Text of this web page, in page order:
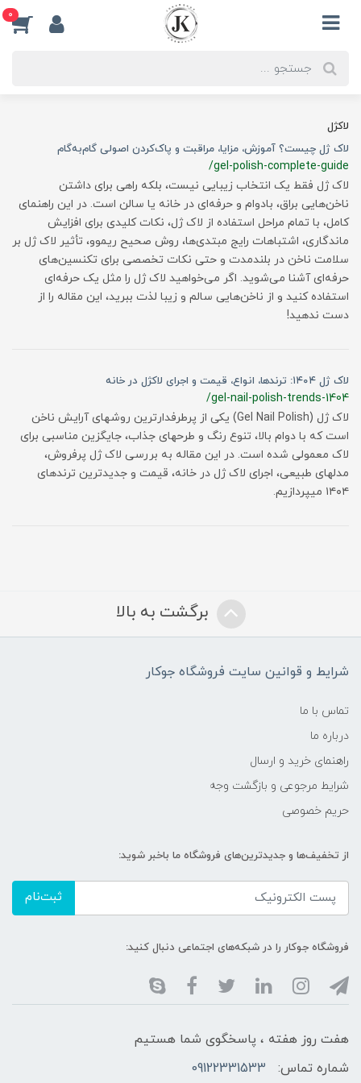
0
لاکژل
لاک ژل چیست؟ آموزش، مزایا، مراقبت و پاک‌کردن اصولی گام‌به‌گام
/gel-polish-complete-guide
لاک ژل فقط یک انتخاب زیبایی نیست، بلکه راهی برای داشتن
ناخن‌هایی براق، بادوام و حرفه‌ای در خانه یا سالن است. در این راهنمای
کامل، با تمام مراحل استفاده از لاک ژل، نکات کلیدی برای افزایش
ماندگاری، اشتباهات رایج مبتدی‌ها، روش صحیح ریموو، تأثیر لاک ژل بر
سلامت ناخن در بلندمدت و حتی نکات تخصصی برای تکنسین‌های
حرفه‌ای آشنا می‌شوید. اگر می‌خواهید لاک ژل را مثل یک حرفه‌ای
استفاده کنید و از ناخن‌هایی سالم و زیبا لذت ببرید، این مقاله را از
دست ندهید!
لاک ژل ۱۴۰۴: ترندها، انواع، قیمت و اجرای لاکژل در خانه
/gel-nail-polish-trends-1404
لاک ژل (Gel Nail Polish) یکی از پرطرفدارترین روشهای آرایش ناخن
است که با دوام بالا، تنوع رنگ و طرحهای جذاب، جایگزین مناسبی برای
لاک معمولی شده است. در این مقاله به بررسی لاک ژل پرفروش،
مدلهای طبیعی، اجرای لاک ژل در خانه، قیمت و جدیدترین ترندهای
۱۴۰۴ میپردازیم.
برگشت به بالا
شرایط و قوانین سایت فروشگاه جوکار
تماس با ما
درباره ما
راهنمای خرید و ارسال
شرایط مرجوعی و بازگشت وجه
حریم خصوصی
از تخفیف‌ها و جدیدترین‌های فروشگاه ما باخبر شوید:
ثبت‌نام
فروشگاه جوکار را در شبکه‌های اجتماعی دنبال کنید:
هفت روز هفته ، پاسخگوی شما هستیم
شماره تماس:
09122331533